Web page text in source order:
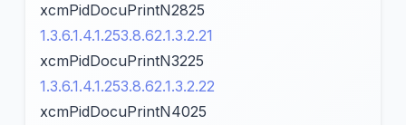
xcmPidDocuPrintN2825
1.3.6.1.4.1.253.8.62.1.3.2.21
xcmPidDocuPrintN3225
1.3.6.1.4.1.253.8.62.1.3.2.22
xcmPidDocuPrintN4025